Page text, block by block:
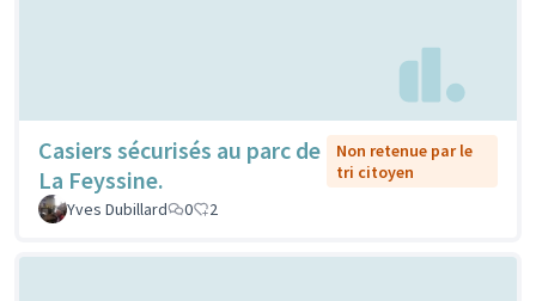
Casiers sécurisés au parc de
La Feyssine.
Non retenue par le
tri citoyen
Yves Dubillard
0 2